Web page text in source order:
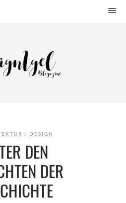
WOHNEN
KÜCHE
ARCHITEKTUR
ÜBER MICH
KONTAKT
/ DESIGN
DEN
DER